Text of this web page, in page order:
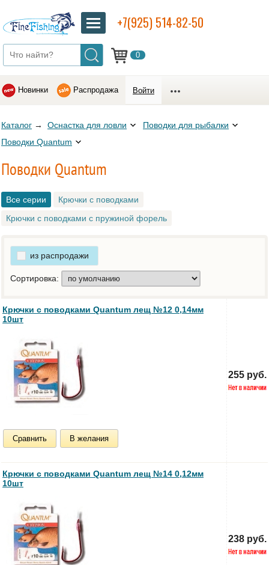
0
+7(925) 514-82-50
Новинки Распродажа Войти
Каталог → Оснастка для ловли
Поводки для рыбалки
Поводки Quantum
Поводки Quantum
Все серии
Крючки с поводками
Крючки с поводками с пружиной форель
из распродажи
Сортировка:
Крючки с поводками Quantum лещ №12 0,14мм
10шт
Сравнить В желания
255 руб.
Крючки с поводками Quantum лещ №14 0,12мм
10шт
238 руб.